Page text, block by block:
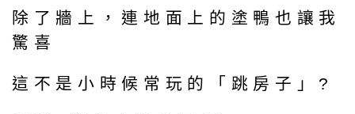
除了牆上，連地面上的塗鴨也讓我
驚喜
這不是小時候常玩的「跳房子」?